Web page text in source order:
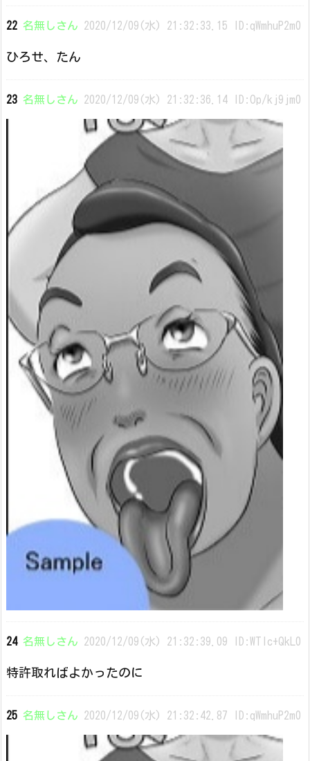
22 名無しさん 2020/12/09(水) 21:32:33.15 ID:qWmhuP2m0
ひろせ、たん
23 名無しさん 2020/12/09(水) 21:32:36.14 ID:Op/kj9jm0
24 名無しさん 2020/12/09(水) 21:32:39.09 ID:WTIc+QkL0
特許取ればよかったのに
25 名無しさん 2020/12/09(水) 21:32:42.87 ID:qWmhuP2m0